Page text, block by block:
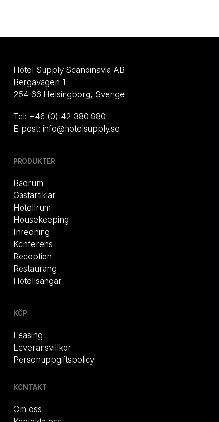
Hotel Supply Scandinavia AB
Bergavägen 1
254 66 Helsingborg, Sverige
Tel: +46 (0) 42 380 980
E-post: info@hotelsupply.se
PRODUKTER
Badrum
Gästartiklar
Hotellrum
Housekeeping
Inredning
Konferens
Reception
Restaurang
Hotellsängar
KÖP
Leasing
Leveransvillkor
Personuppgiftspolicy
KONTAKT
Om oss